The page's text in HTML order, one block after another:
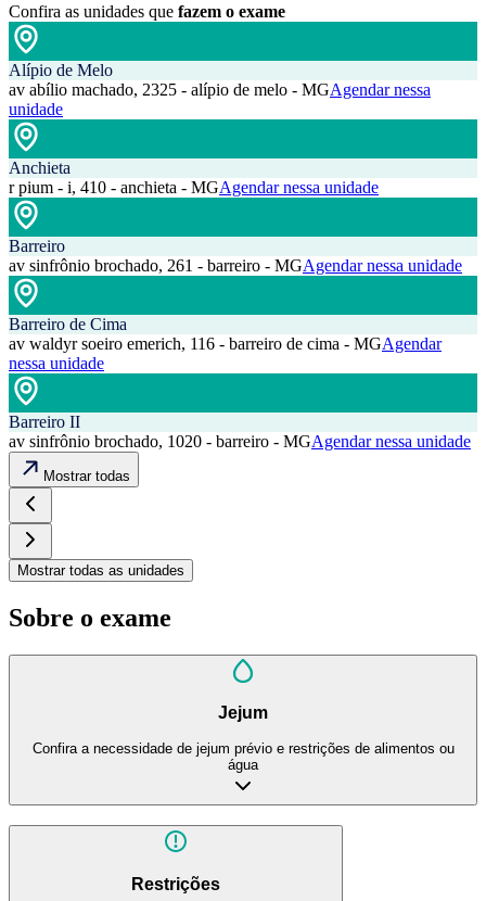
Confira as unidades que fazem o exame
Alípio de Melo
av abílio machado, 2325 - alípio de melo - MGAgendar nessa
unidade
Anchieta
r pium - i, 410 - anchieta - MGAgendar nessa unidade
Barreiro
av sinfrônio brochado, 261 - barreiro - MGAgendar nessa unidade
Barreiro de Cima
av waldyr soeiro emerich, 116 - barreiro de cima - MGAgendar
nessa unidade
Barreiro II
av sinfrônio brochado, 1020 - barreiro - MGAgendar nessa unidade
Mostrar todas
Mostrar todas as unidades
Sobre o exame
Jejum
Confira a necessidade de jejum prévio e restrições de alimentos ou
água
Restrições